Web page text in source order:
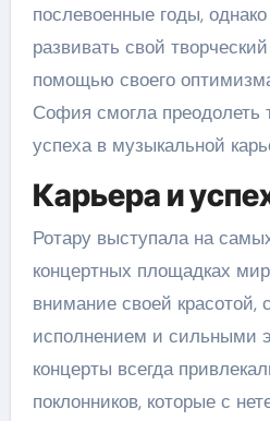
послевоенные годы,
развивать свой
помощью своего
София смогла преодолеть
успеха в музыкальной
Карьера и
Ротару выступала на
концертных площадках
внимание своей красотой,
исполнением и сильными
концерты всегда
поклонников, которые с